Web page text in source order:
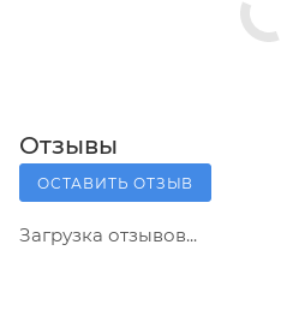
Отзывы
ОСТАВИТЬ ОТЗЫВ
Загрузка отзывов...